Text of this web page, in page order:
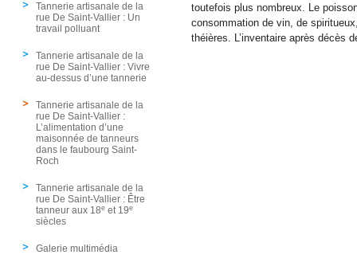
Tannerie artisanale de la
rue De Saint-Vallier : Un
travail polluant
Tannerie artisanale de la
rue De Saint-Vallier : Vivre
au-dessus d’une tannerie
Tannerie artisanale de la
rue De Saint-Vallier :
L’alimentation d’une
maisonnée de tanneurs
dans le faubourg Saint-
Roch
Tannerie artisanale de la
rue De Saint-Vallier : Être
tanneur aux 18e et 19e
siècles
Galerie multimédia
toutefois plus nombreux. Le
consommation de vin, de
théières. L’inventaire après décès